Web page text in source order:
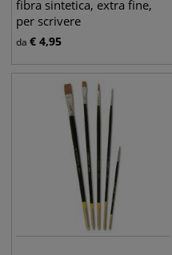
fibra sintetica, extra fine,
per scrivere
da € 4,95